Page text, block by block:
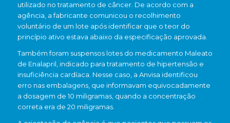
utilizado no tratamento de câncer. De acordo com a
agência, a fabricante comunicou o recolhimento
voluntário de um lote após identificar que o teor do
princípio ativo estava abaixo da especificação aprovada.
Também foram suspensos lotes do medicamento Maleato
de Enalapril , indicado para tratamento de hipertensão e
insuficiência cardíaca. Nesse caso, a Anvisa identificou
erro nas embalagens, que informavam equivocadamente
a dosagem de 10 miligramas, quando a concentração
correta era de 20 miligramas.